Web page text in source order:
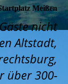
Meißen
nicht
Altstadt,
über 300-